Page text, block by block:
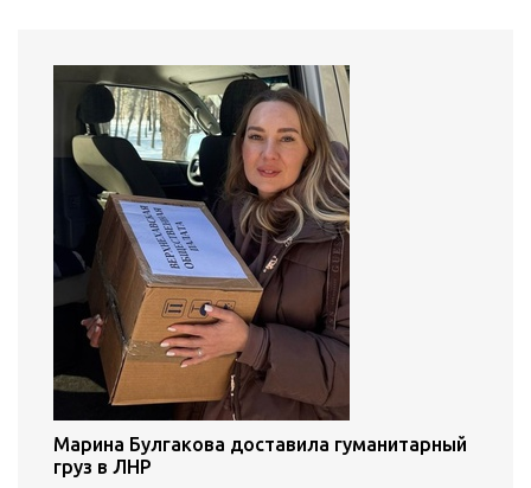
Марина Булгакова доставила гуманитарный
груз в ЛНР